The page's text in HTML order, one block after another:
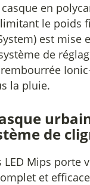
en
le poids
est
de
la pluie.
de
LED Mips
et